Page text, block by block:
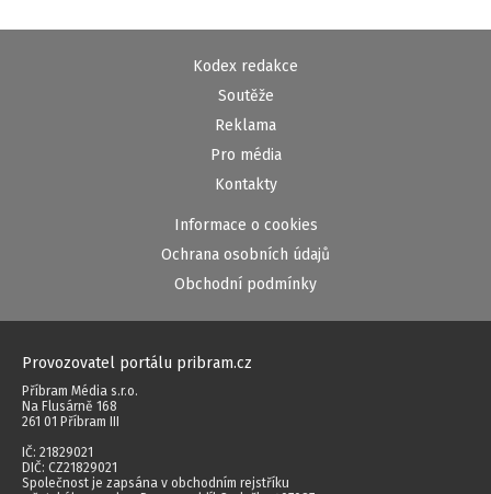
Kodex redakce
Soutěže
Reklama
Pro média
Kontakty
Informace o cookies
Ochrana osobních údajů
Obchodní podmínky
Provozovatel portálu pribram.cz
Příbram Média s.r.o.
Na Flusárně 168
261 01 Příbram III
IČ: 21829021
DIČ: CZ21829021
Společnost je zapsána v obchodním rejstříku